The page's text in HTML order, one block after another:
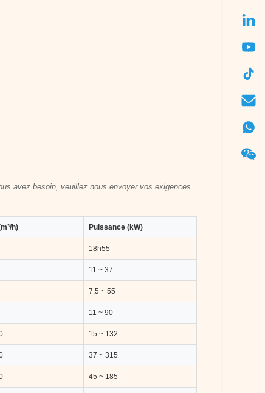
avez besoin, veuillez nous envoyer vos exigences
h) Puissance (kW)
18h55
11 ~ 37
7,5 ~ 55
11 ~ 90
15 ~ 132
37 ~ 315
45 ~ 185